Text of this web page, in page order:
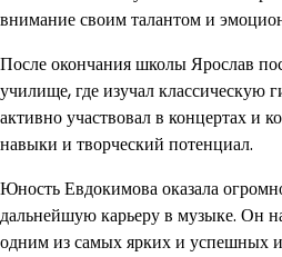
внимание своим талантом и
После окончания школы Ярослав
училище, где изучал классическую
активно участвовал в концертах и
навыки и творческий потенциал.
Юность Евдокимова оказала
дальнейшую карьеру в музыке. Он
одним из самых ярких и успешных